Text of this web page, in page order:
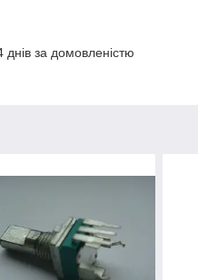
за домовленістю